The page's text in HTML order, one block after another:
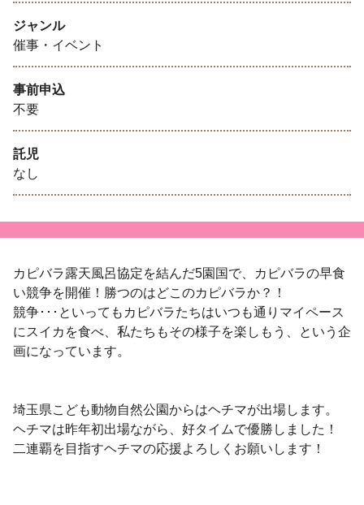
ジャンル
催事・イベント
事前申込
不要
託児
なし
カピバラ露天風呂協定を結んだ5園国で、カピバラの早食
い競争を開催！勝つのはどこのカピバラか？！
競争･･･といってもカピバラたちはいつも通りマイペース
にスイカを食べ、私たちもその様子を楽しもう、という企
画になっています。
埼玉県こども動物自然公園からはヘチマが出場します。
ヘチマは昨年初出場ながら、好タイムで優勝しました！
二連覇を目指すヘチマの応援よろしくお願いします！